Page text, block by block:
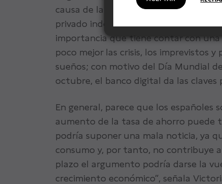
causa de la pandemia, según datos
privado independiente de España,
importancia que tiene contar con
poco mejor las crisis, los imprevistos
sueños; con motivo del Día Mundial
octubre, el banco digital da las
En general, parece que los españoles
aumento de la tasa de ahorro puede
podría suponer una mala noticia, ya
consumo y, por tanto, no contribuye
plazo el argumento podría darse la
crecimiento económico”, señala